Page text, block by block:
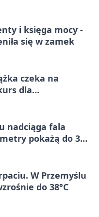
i księga mocy -
się w zamek
czeka na
dla
nadciąga fala
pokażą do 36
W Przemyślu
do 38°C